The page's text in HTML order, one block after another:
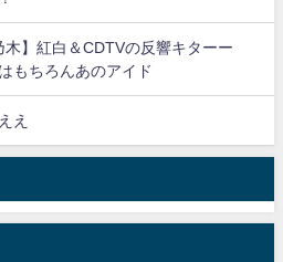
木】紅白＆CDTVの反響キターー
もちろんあのアイド
え